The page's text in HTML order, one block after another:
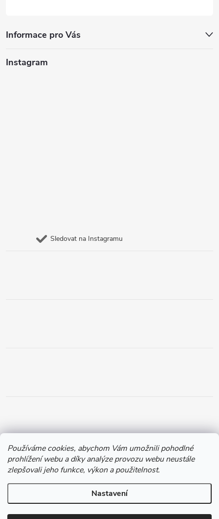
Používáme cookies, abychom Vám umožnili pohodlné
prohlížení webu a díky analýze provozu webu neustále
zlepšovali jeho funkce, výkon a použitelnost.
Nastavení
Informace pro Vás
Instagram
Sledovat na Instagramu
Copyright 2026Chytil.cz. Všechna práva vyhrazena.